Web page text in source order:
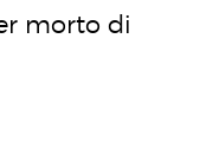
morto di